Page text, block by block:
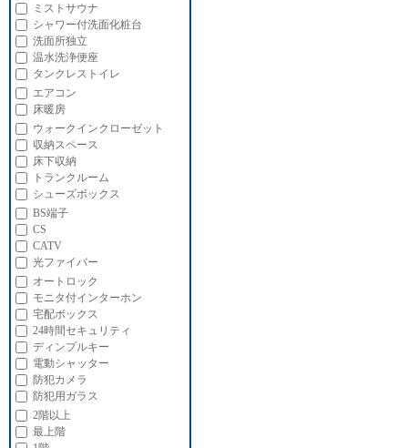
ミストサウナ
シャワー付洗面化粧台
洗面所独立
温水洗浄便座
タンクレストイレ
エアコン
床暖房
ウォークインクローゼット
収納スペース
床下収納
トランクルーム
シューズボックス
BS端子
CS
CATV
光ファイバー
オートロック
モニタ付インターホン
宅配ボックス
24時間セキュリティ
ディンプルキー
電動シャッター
防犯カメラ
防犯用ガラス
2階以上
最上階